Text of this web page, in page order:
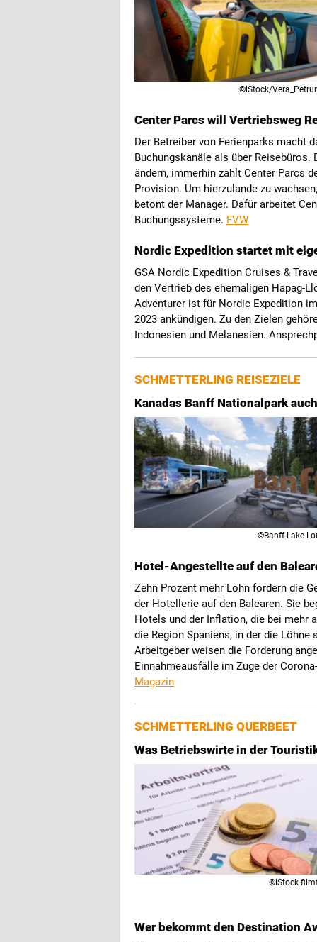
©iStock/
Center Parcs will Vertriebsweg
Der Betreiber von Ferienparks macht
Buchungskanäle als über
ändern, immerhin zahlt Center Parcs
Provision. Um hierzulande zu
betont der Manager. Dafür arbeitet
Buchungssysteme. FVW
Nordic Expedition startet mit
GSA Nordic Expedition Cruises &
den Vertrieb des ehemaligen Hapag-
Adventurer ist für Nordic Expedition
2023 ankündigen. Zu den Zielen
Indonesien und Melanesien.
SCHMETTERLING REISEZIELE
Kanadas Banff Nationalpark
©Banff Lake
Hotel-Angestellte auf den
Zehn Prozent mehr Lohn fordern die
der Hotellerie auf den Balearen. Sie
Hotels und der Inflation, die bei mehr
die Region Spaniens, in der die
Arbeitgeber weisen die Forderung
Einnahmeausfälle im Zuge der
Magazin
SCHMETTERLING QUERBEET
Was Betriebswirte in der
©iStock
Wer bekommt den Destination